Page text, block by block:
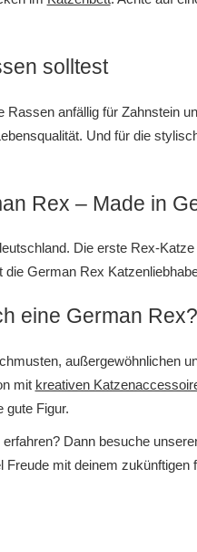
solltest
anfällig für Zahnstein
Und für die
Rex – Made in
Die erste Rex-
German Rex
eine German Rex?
außergewöhnlichen
mit kreativen
gute Figur.
Dann besuche
mit deinem zukünftigen